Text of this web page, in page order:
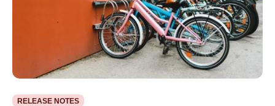
RELEASE NOTES